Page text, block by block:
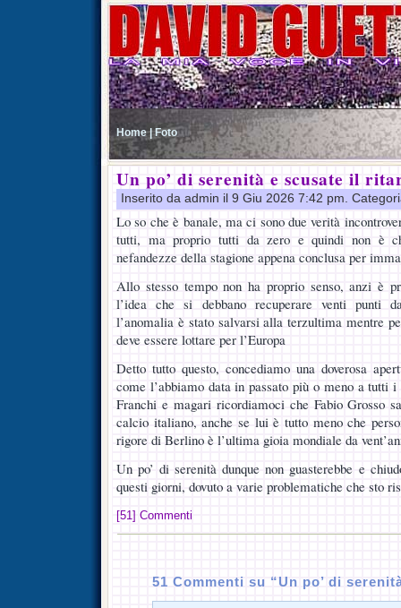
Home | Foto
Un po’ di serenità e scusate il
Inserito da admin il 9 Giu 2026 7:42 pm.
Lo so che è banale, ma ci sono due verità
tutti, ma proprio tutti da zero e quindi non è
nefandezze della stagione appena conclusa per
Allo stesso tempo non ha proprio senso, anzi è
l’idea che si debbano recuperare venti punti
l’anomalia è stato salvarsi alla terzultima mentre
deve essere lottare per l’Europa
Detto tutto questo, concediamo una doverosa
come l’abbiamo data in passato più o meno a tutti
Franchi e magari ricordiamoci che Fabio Grosso
calcio italiano, anche se lui è tutto meno che
rigore di Berlino è l’ultima gioia mondiale da
Un po’ di serenità dunque non guasterebbe e
questi giorni, dovuto a varie problematiche che sto
[51] Commenti
51 Commenti su “Un po’ di